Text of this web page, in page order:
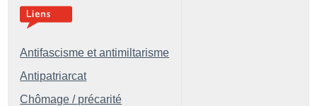
Antifascisme et antimiltarisme
Antipatriarcat
Chômage / précarité